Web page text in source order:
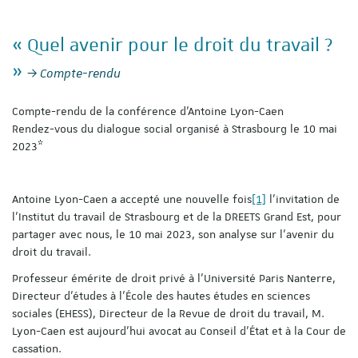
« Quel avenir pour le droit du travail ?
»
Compte-rendu
Compte-rendu de la conférence d’Antoine Lyon-Caen
Rendez-vous du dialogue social organisé à Strasbourg le 10 mai
2023*
Antoine Lyon-Caen a accepté une nouvelle fois[1] l’invitation de
l'Institut du travail de Strasbourg et de la DREETS Grand Est, pour
partager avec nous, le 10 mai 2023, son analyse sur l’avenir du
droit du travail.
Professeur émérite de droit privé à l’Université Paris Nanterre,
Directeur d'études à l'École des hautes études en sciences
sociales (EHESS), Directeur de la Revue de droit du travail, M.
Lyon-Caen est aujourd'hui avocat au Conseil d'État et à la Cour de
cassation.